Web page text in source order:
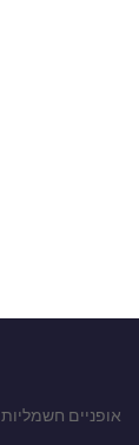
אופניים חשמליות